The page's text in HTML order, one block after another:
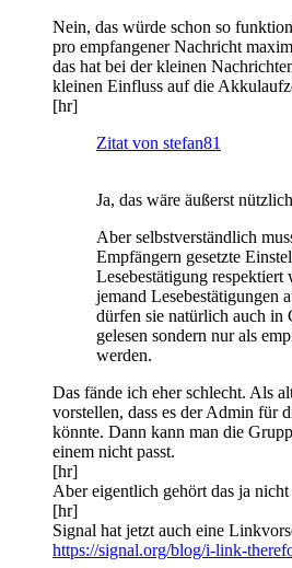
Nein, das würde schon so
pro empfangener Nachricht
das hat bei der kleinen
kleinen Einfluss auf die
[hr]
Zitat von stefan81
Ja, das wäre äußerst
Aber selbstverständlich
Empfängern gesetzte
Lesebestätigung respektiert
jemand Lesebestätigungen
dürfen sie natürlich auch in
gelesen sondern nur als
werden.
Das fände ich eher schlecht. Als
vorstellen, dass es der Admin für
könnte. Dann kann man die
einem nicht passt.
[hr]
Aber eigentlich gehört das ja
[hr]
Signal hat jetzt auch eine
https://signal.org/blog/i-link-